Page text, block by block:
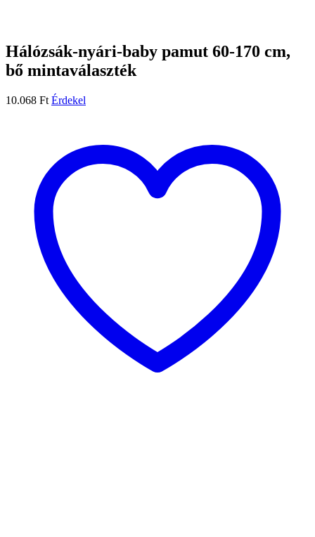
Hálózsák-nyári-baby pamut 60-170 cm,
bő mintaválaszték
10.068 Ft Érdekel